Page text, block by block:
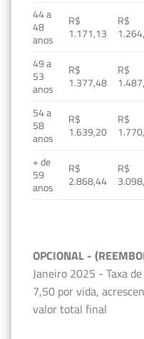
44 a
48
anos
R$
1.171,13
R$
49 a
53
anos
R$
1.377,48
R$
54 a
58
anos
R$
1.639,20
R$
+ de
59
anos
R$
2.868,44
R$
OPCIONAL -
Janeiro 2025 - Taxa
7,50 por vida,
valor total final